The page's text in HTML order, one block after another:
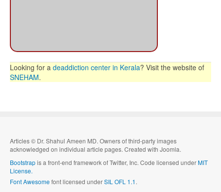
Looking for a deaddiction center in Kerala? Visit the website of
SNEHAM.
Articles© Dr. Shahul Ameen MD. Owners of third-party images
acknowledged on individual article pages. Created with Joomla.
Bootstrapis a front-end framework of Twitter, Inc. Code licensed underMIT
License.
Font Awesomefont licensed underSIL OFL 1.1.